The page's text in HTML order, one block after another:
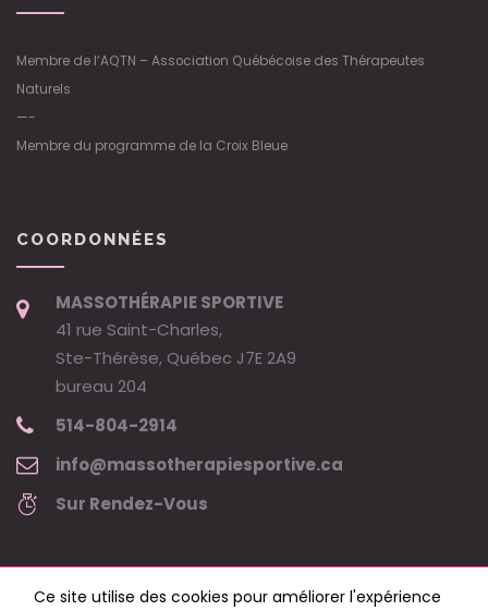
Membre de l’AQTN – Association Québécoise des Thérapeutes
Naturels
—-
Membre du programme de la Croix Bleue
COORDONNÉES
MASSOTHÉRAPIE SPORTIVE
41 rue Saint-Charles,
Ste-Thérèse, Québec J7E 2A9
bureau 204
514-804-2914
info@massotherapiesportive.ca
Sur Rendez-Vous
Ce site utilise des cookies pour améliorer l'expérience